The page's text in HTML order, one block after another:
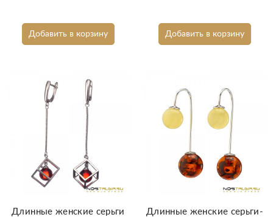
Добавить в корзину Добавить в корзину
Длинные женские серьги
Длинные женские серьги-